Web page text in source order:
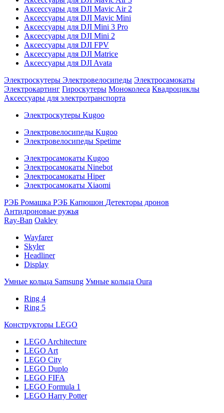
Аксессуары для DJI Mavic Air 2
Аксессуары для DJI Mavic Mini
Аксессуары для DJI Mini 3 Pro
Аксессуары для DJI Mini 2
Аксессуары для DJI FPV
Аксессуары для DJI Matrice
Аксессуары для DJI Avata
Электроскутеры Электровелосипеды Электросамокаты
Электрокартинг Гироскутеры Моноколеса Квадроциклы
Аксессуары для электротранспорта
Электроскутеры Kugoo
Электровелосипеды Kugoo
Электровелосипеды Spetime
Электросамокаты Kugoo
Электросамокаты Ninebot
Электросамокаты Hiper
Электросамокаты Xiaomi
РЭБ Ромашка РЭБ Капюшон Детекторы дронов
Антидроновые ружья
Ray-Ban Oakley
Wayfarer
Skyler
Headliner
Display
Умные кольца Samsung Умные кольца Oura
Ring 4
Ring 5
Конструкторы LEGO
LEGO Architecture
LEGO Art
LEGO City
LEGO Duplo
LEGO FIFA
LEGO Formula 1
LEGO Harry Potter